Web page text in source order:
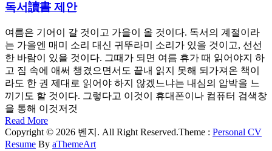
독서讀書 제안
여름은 기어이 갈 것이고 가을이 올 것이다. 독서의 계절이라
는 가을엔 매미 소리 대신 귀뚜라미 소리가 있을 것이고, 선선
한 바람이 있을 것이다. 그때가 되면 여름 휴가 때 읽어야지 하
고 짐 속에 애써 챙겼으면서도 끝내 읽지 못해 되가져온 책이
라도 한 권 제대로 읽어야 하지 않겠느냐는 내심의 압박을 느
끼기도 할 것이다. 그렇다고 이것이 휴대폰이나 컴퓨터 검색창
을 통해 이것저것
Read More
Copyright © 2026 벤지. All Right Reserved.Theme : Personal CV
Resume By aThemeArt